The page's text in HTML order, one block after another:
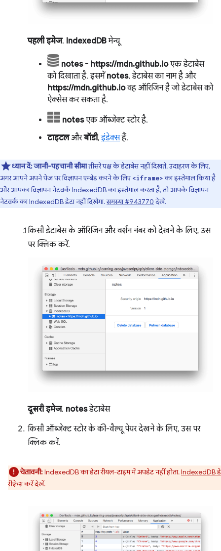
पहली इमेज. IndexedDBमेन्यू
notes - https://mdn.github.ioएक डेटाबेस
को दिखाता है. इसमें notes, डेटाबेस का नाम है और
https://mdn.github.ioवह ऑरिजिन है जो डेटाबेस को
ऐक्सेस कर सकता है.
notesएक ऑब्जेक्ट स्टोर है.
टाइटलऔरबॉडी,इंडेक्सहैं.
ध्यान दें:जानी-पहचानी सीमातीसरे पक्ष के डेटाबेस नहीं दिखते. उदाहरण के लिए,
अगर आपने अपने पेज पर विज्ञापन एम्बेड करने के लिए <iframe>का इस्तेमाल किया है
और आपका विज्ञापन नेटवर्क IndexedDB का इस्तेमाल करता है, तो आपके विज्ञापन
नेटवर्क का IndexedDB डेटा नहीं दिखेगा.समस्या #943770देखें.
किसी डेटाबेस के ऑरिजिन और वर्शन नंबर को देखने के लिए, उस
पर क्लिक करें.
दूसरी इमेज. notesडेटाबेस
किसी ऑब्जेक्ट स्टोर के की-वैल्यू पेयर देखने के लिए, उस पर
क्लिक करें.
चेतावनी:IndexedDB का डेटा रीयल-टाइम में अपडेट नहीं होता.IndexedDB
रीफ़्रेश करेंदेखें.